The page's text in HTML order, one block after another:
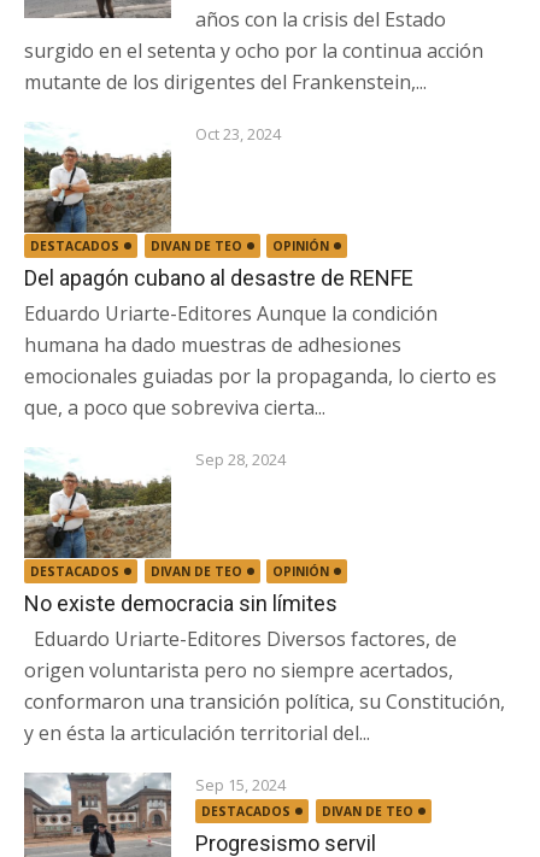
años con la crisis del Estado
surgido en el setenta y ocho por la continua acción
mutante de los dirigentes del Frankenstein,...
Oct 23, 2024
DESTACADOS DIVAN DE TEO OPINIÓN
Del apagón cubano al desastre de RENFE
Eduardo Uriarte-Editores Aunque la condición
humana ha dado muestras de adhesiones
emocionales guiadas por la propaganda, lo cierto es
que, a poco que sobreviva cierta...
Sep 28, 2024
DESTACADOS DIVAN DE TEO OPINIÓN
No existe democracia sin límites
Eduardo Uriarte-Editores Diversos factores, de
origen voluntarista pero no siempre acertados,
conformaron una transición política, su Constitución,
y en ésta la articulación territorial del...
Sep 15, 2024
DESTACADOS DIVAN DE TEO
Progresismo servil